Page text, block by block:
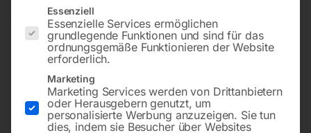
für ZSM 1030/1000 Bohrung Ø 25mm, mit Keilnut
210,00
inkl. MwSt. zzgl.Versandkosten
Lieferzeit:ca. 2 - 3 Tage
Es folgt eine Liste der Service-Gruppen, für die eine
Essenziell
Essenzielle Services ermöglichen
grundlegende Funktionen und sind für das
ordnungsgemäße Funktionieren der Website
erforderlich.
Marketing
Marketing Services werden von Drittanbietern
oder Herausgebern genutzt, um
personalisierte Werbung anzuzeigen. Sie tun
dies, indem sie Besucher über Websites